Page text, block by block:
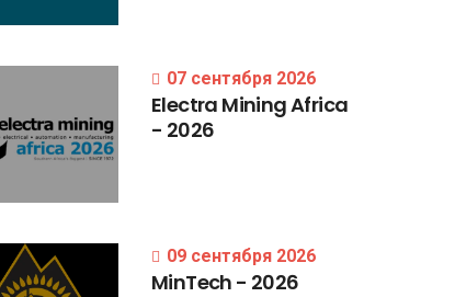
07 сентября 2026
Electra MiningAfrica
- 2026
09 сентября 2026
MinTech - 2026